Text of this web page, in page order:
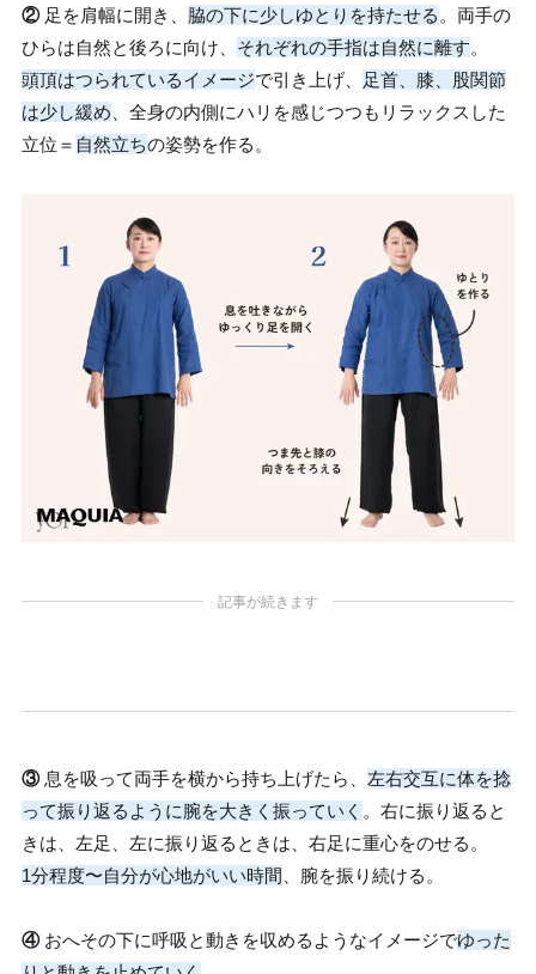
② 足を肩幅に開き、 脇の下に少しゆとりを持たせる 。両手の
ひらは自然と後ろに向け、 それぞれの手指は自然に離す。
頭頂はつられているイメージで引き上げ、
足首、膝、股関節
は少し緩め 、全身の内側にハリを感じつつもリラックスした
立位＝ 自然立ちの姿勢を作る。
記事が続きます
③ 息を吸って両手を横から持ち上げたら、 左右交互に体を捻
って振り返るように腕を大きく振っていく 。右に振り返ると
きは、左足、左に振り返るときは、右足に重心をのせる。
1分程度〜自分が心地がいい時間 、腕を振り続ける。
④おへその下に呼吸と動きを収めるようなイメージでゆった